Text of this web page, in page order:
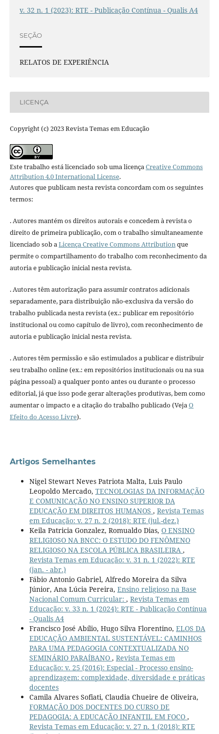
v. 32 n. 1 (2023): RTE - Publicação Contínua - Qualis A4
SEÇÃO
RELATOS DE EXPERIÊNCIA
LICENÇA
Copyright (c) 2023 Revista Temas em Educação
Este trabalho está licenciado sob uma licençaCreative Commons
Attribution 4.0 International License.
Autores que publicam nesta revista concordam com os seguintes
termos:
. Autores mantém os direitos autorais e concedem à revista o
direito de primeira publicação, com o trabalho simultaneamente
licenciado sob aLicença Creative Commons Attributionque
permite o compartilhamento do trabalho com reconhecimento da
autoria e publicação inicial nesta revista.
. Autores têm autorização para assumir contratos adicionais
separadamente, para distribuição não-exclusiva da versão do
trabalho publicada nesta revista (ex.: publicar em repositório
institucional ou como capítulo de livro), com reconhecimento de
autoria e publicação inicial nesta revista.
. Autores têm permissão e são estimulados a publicar e distribuir
seu trabalho online (ex.: em repositórios institucionais ou na sua
página pessoal) a qualquer ponto antes ou durante o processo
editorial, já que isso pode gerar alterações produtivas, bem como
aumentar o impacto e a citação do trabalho publicado (VejaO
Efeito do Acesso Livre).
Artigos Semelhantes
Nigel Stewart Neves Patriota Malta, Luis Paulo
Leopoldo Mercado, TECNOLOGIAS DA INFORMAÇÃO
E COMUNICAÇÃO NO ENSINO SUPERIOR DA
EDUCAÇÃO EM DIREITOS HUMANOS , Revista Temas
em Educação: v. 27 n. 2 (2018): RTE (jul.-dez.)
Keila Patricia Gonzalez, Romualdo Dias, O ENSINO
RELIGIOSO NA BNCC: O ESTUDO DO FENÔMENO
RELIGIOSO NA ESCOLA PÚBLICA BRASILEIRA ,
Revista Temas em Educação: v. 31 n. 1 (2022): RTE
(jan. - abr.)
Fábio Antonio Gabriel, Alfredo Moreira da Silva
Júnior, Ana Lúcia Pereira, Ensino religioso na Base
Nacional Comum Curricular: , Revista Temas em
Educação: v. 33 n. 1 (2024): RTE - Publicação Contínua
- Qualis A4
Francisco José Abílio, Hugo Silva Florentino, ELOS DA
EDUCAÇÃO AMBIENTAL SUSTENTÁVEL: CAMINHOS
PARA UMA PEDAGOGIA CONTEXTUALIZADA NO
SEMINÁRIO PARAÍBANO , Revista Temas em
Educação: v. 25 (2016): Especial - Processo ensino-
aprendizagem: complexidade, diversidade e práticas
docentes
Camila Alvares Sofiati, Claudia Chueire de Oliveira,
FORMAÇÃO DOS DOCENTES DO CURSO DE
PEDAGOGIA: A EDUCAÇÃO INFANTIL EM FOCO ,
Revista Temas em Educação: v. 27 n. 1 (2018): RTE